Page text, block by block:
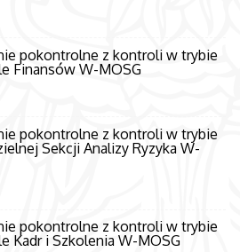
pokontrolne z kontroli w trybie
Finansów W-MOSG
pokontrolne z kontroli w trybie
Sekcji Analizy Ryzyka W-
pokontrolne z kontroli w trybie
Kadr i Szkolenia W-MOSG